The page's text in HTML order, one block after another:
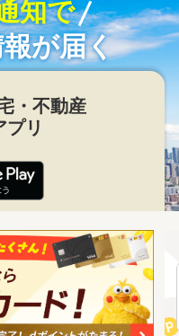
知で
が届く
・不動産
プリ